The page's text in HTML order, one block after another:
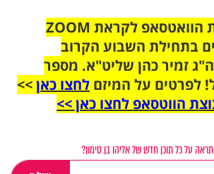
הצטרפו לקבוצת הוואטסאפ לקראת ZOOM
בתחילת השבוע הקרוב
זמיר כהן שליט"א. מספר
לפרטים על המיזם לחצו כאן>>
הווטסאפ לחצו כאן >>
על כל תוכן חדש של אליהו בן סימון?